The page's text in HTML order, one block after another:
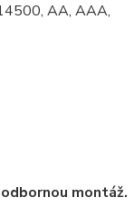
AA, AAA,
montáž.